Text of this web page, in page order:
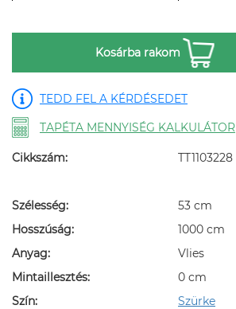
Kosárba rakom
TEDD FEL A KÉRDÉSEDET
TAPÉTA MENNYISÉG KALKULÁTOR
Cikkszám: TT1103228
Szélesség:
53 cm
Hosszúság:
1000 cm
Anyag:
Vlies
Mintaillesztés:
0 cm
Szín:
Szürke